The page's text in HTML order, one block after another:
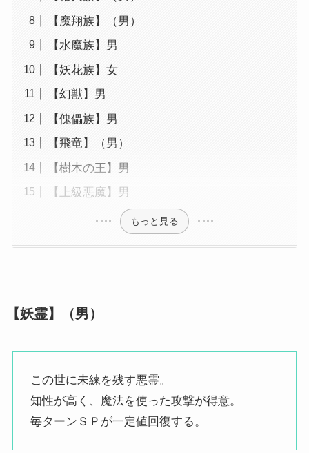
【魔翔族】（男）
【水魔族】男
【妖花族】女
【幻獣】男
【傀儡族】男
【飛竜】（男）
【樹木の王】男
【上級悪魔】男
もっと見る
【妖霊】（男）
この世に未練を残す悪霊。
知性が高く、魔法を使った攻撃が得意。
毎ターンＳＰが一定値回復する。